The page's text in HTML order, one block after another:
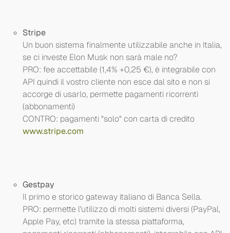
Stripe
Un buon sistema finalmente utilizzabile anche in Italia,
se ci investe Elon Musk non sarà male no?
PRO: fee accettabile (1,4% +0,25 €), è integrabile con
API quindi il vostro cliente non esce dal sito e non si
accorge di usarlo, permette pagamenti ricorrenti
(abbonamenti)
CONTRO: pagamenti "solo" con carta di credito
www.stripe.com
Gestpay
Il primo e storico gateway italiano di Banca Sella.
PRO: permette l'utilizzo di molti sistemi diversi (PayPal,
Apple Pay, etc) tramite la stessa piattaforma,